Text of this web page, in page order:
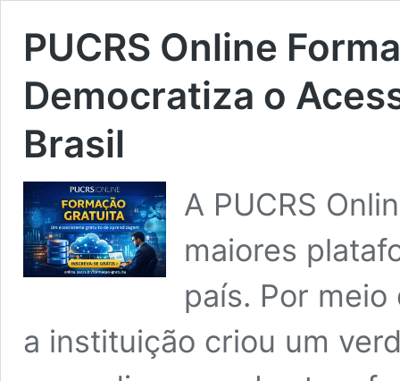
PUCRS Online
Democratiza o
Brasil
A PUCRS
maiores
país. Por
a instituição criou um